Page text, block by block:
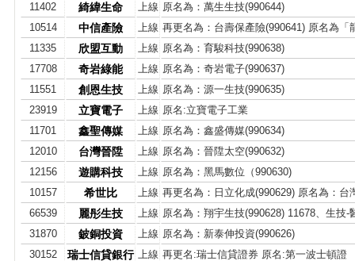
11402
綺緯生命 上線 原名為：萬生生技(990644)
10514
中信產險 上線 再更名為：台壽保產險(990641) 原名為「
11335
欣盟互動 上線 原名為：育駿科技(990638)
17708
奇岩綠能 上線 原名為：奇岩電子(990637)
11551
創恩生技 上線 原名為：源一生技(990635)
23919
立寶電子 上線 原名:立寶電子工業
11701
鑫聖傳媒 上線 原名為：鑫盛傳媒(990634)
12010
台灣晉陞 上線 原名為：晉陞太空(990632)
12156
遊購科技 上線 原名為：黑馬數位（990630)
10157
希世比 上線 再更名為：日立化成(990629) 原名為：台
66539
麗彤生技 上線 原名為：翔宇生技(990628) 11678、生技-
31870
鈹銅投資 上線 原名為：新泰伸投資(990626)
30152
瑞士信貸銀行 上線 再更名:瑞士信貸證券 原名:第一波士頓證